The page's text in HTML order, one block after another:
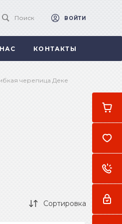
Поиск ВОЙТИ
КОНТАКТЫ
черепица Деке
Сортировка